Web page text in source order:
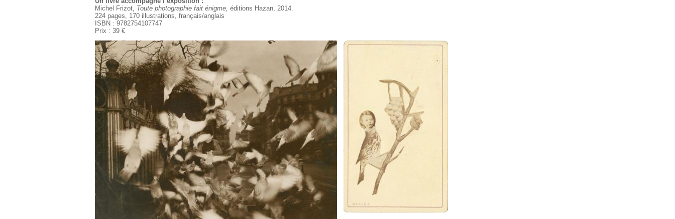
Michel Frizot, Toute photographie fait énigme, éditions Hazan, 2014.
224 pages, 170 illustrations, français/anglais
ISBN : 9782754107747
Prix : 39 €